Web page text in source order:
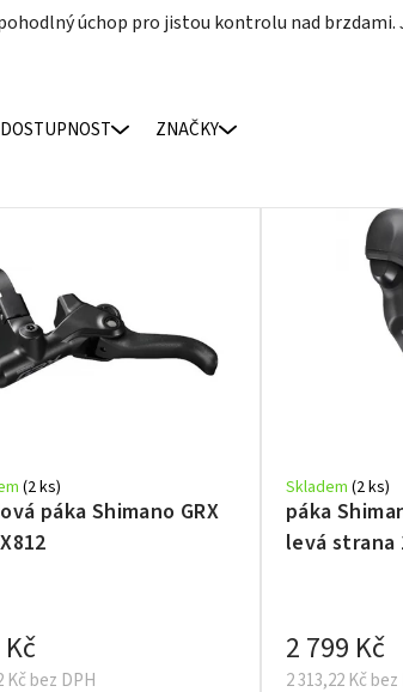
úchop pro jistou kontrolu nad
DOSTUPNOST ZNAČKY
páka Shimano GRX
(2 ks)
Kč bez DPH
páka
levá strana
Skladem (2 ks)
2 313,22 Kč
2 799 Kč